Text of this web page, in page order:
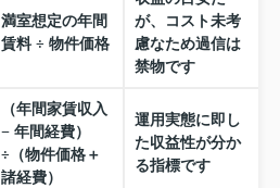
満室想定の年間
賃料 ÷ 物件価格
が、コスト未考
慮なため過信は
禁物です
（年間家賃収入
− 年間経費）
÷（物件価格＋
諸経費）
運用実態に即し
た収益性が分か
る指標です